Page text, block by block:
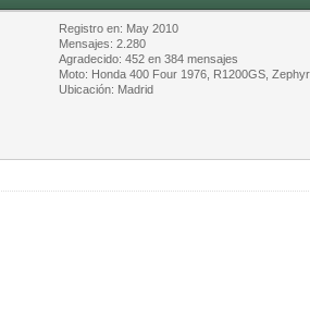
Registro en: May 2010
Mensajes: 2.280
Agradecido: 452 en 384 mensajes
Moto: Honda 400 Four 1976, R1200GS,
Ubicación: Madrid